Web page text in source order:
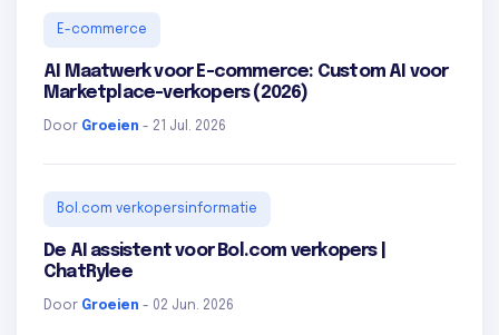
E-commerce
AI Maatwerk voor E-commerce: Custom AI voor
Marketplace-verkopers (2026)
Door Groeien - 21 Jul. 2026
Bol.com verkopersinformatie
De AI assistent voor Bol.com verkopers |
ChatRylee
Door Groeien - 02 Jun. 2026